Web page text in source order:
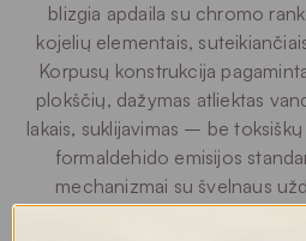
blizgia apdaila su chromo
kojelių elementais,
Korpusų konstrukcija
plokščių, dažymas atliektas
lakais, suklijavimas – be
formaldehido emisijos
mechanizmai su švelnaus
užtikrina tylų ir vientisą